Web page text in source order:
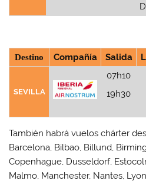
Destino Compañía Salida
SEVILLA
07h10
19h30
También habrá vuelos chárter
Barcelona, Bilbao, Billund,
Copenhague, Dusseldorf,
Malmo, Manchester, Nantes,